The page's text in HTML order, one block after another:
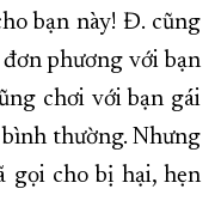
bạn này! Đ. cũng
phương với bạn
chơi với bạn gái
thường. Nhưng
gọi cho bị hại, hẹn